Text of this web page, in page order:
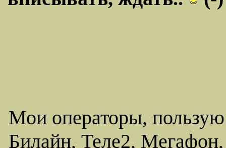
Мои операторы,
Билайн, Теле2,